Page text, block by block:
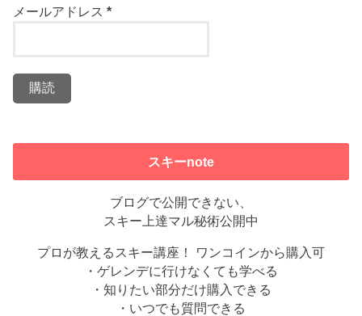
メールアドレス*
スキーnote
ブログで公開できない、
スキー上達マル秘術公開中
プロが教えるスキー講座！ ワンコインから購入可
・ゲレンデに行けなくても学べる
・知りたい部分だけ購入できる
・いつでも質問できる